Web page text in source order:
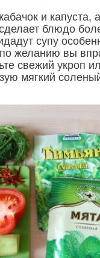
и капуста,
блюдо
супу
желанию вы
свежий укроп
мягкий